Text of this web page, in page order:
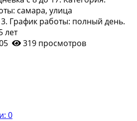
самара, улица
График работы: полный день.
лет
319 просмотров
0